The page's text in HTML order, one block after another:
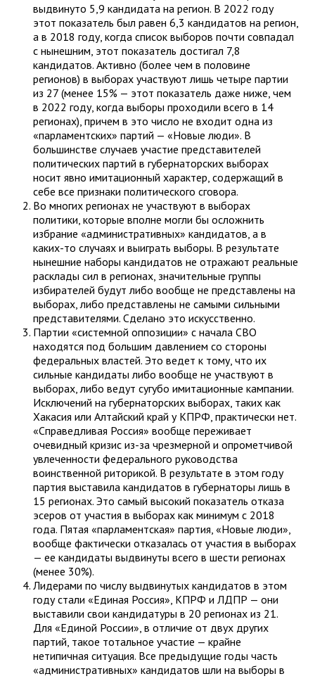
выдвинуто 5,9 кандидата на регион. В 2022 году
этот показатель был равен 6,3 кандидатов на регион,
а в 2018 году, когда список выборов почти совпадал
с нынешним, этот показатель достигал 7,8
кандидатов. Активно (более чем в половине
регионов) в выборах участвуют лишь четыре партии
из 27 (менее 15% — этот показатель даже ниже, чем
в 2022 году, когда выборы проходили всего в 14
регионах), причем в это число не входит одна из
«парламентских» партий — «Новые люди». В
большинстве случаев участие представителей
политических партий в губернаторских выборах
носит явно имитационный характер, содержащий в
себе все признаки политического сговора.
Во многих регионах не участвуют в выборах
политики, которые вполне могли бы осложнить
избрание «административных» кандидатов, а в
каких-то случаях и выиграть выборы. В результате
нынешние наборы кандидатов не отражают реальные
расклады сил в регионах, значительные группы
избирателей будут либо вообще не представлены на
выборах, либо представлены не самыми сильными
представителями. Сделано это искусственно.
Партии «системной оппозиции» с начала СВО
находятся под большим давлением со стороны
федеральных властей. Это ведет к тому, что их
сильные кандидаты либо вообще не участвуют в
выборах, либо ведут сугубо имитационные кампании.
Исключений на губернаторских выборах, таких как
Хакасия или Алтайский край у КПРФ, практически нет.
«Справедливая Россия» вообще переживает
очевидный кризис из-за чрезмерной и опрометчивой
увлеченности федерального руководства
воинственной риторикой. В результате в этом году
партия выставила кандидатов в губернаторы лишь в
15 регионах. Это самый высокий показатель отказа
эсеров от участия в выборах как минимум с 2018
года. Пятая «парламентская» партия, «Новые люди»,
вообще фактически отказалась от участия в выборах
— ее кандидаты выдвинуты всего в шести регионах
(менее 30%).
Лидерами по числу выдвинутых кандидатов в этом
году стали «Единая Россия», КПРФ и ЛДПР — они
выставили свои кандидатуры в 20 регионах из 21.
Для «Единой России», в отличие от двух других
партий, такое тотальное участие — крайне
нетипичная ситуация. Все предыдущие годы часть
«административных» кандидатов шли на выборы в